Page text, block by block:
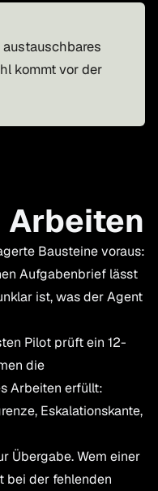
austauschbares
kommt vor der
Bausteine voraus:
Aufgabenbrief lässt
ist, was der Agent
Pilot prüft ein 12-
die
Arbeiten erfüllt:
Eskalationskante,
Übergabe. Wem einer
bei der fehlenden